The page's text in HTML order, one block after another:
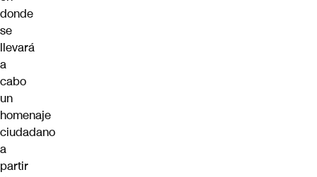
donde
se
llevará
a
cabo
un
homenaje
ciudadano
a
partir